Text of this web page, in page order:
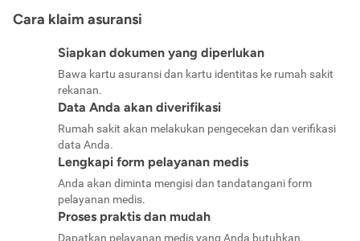
Cara klaim asuransi
Siapkan dokumen yang diperlukan
Bawa kartu asuransi dan kartu identitas ke rumah sakit
rekanan.
Data Anda akan diverifikasi
Rumah sakit akan melakukan pengecekan dan verifikasi
data Anda.
Lengkapi form pelayanan medis
Anda akan diminta mengisi dan tandatangani form
pelayanan medis.
Proses praktis dan mudah
Dapatkan pelayanan medis yang Anda butuhkan.